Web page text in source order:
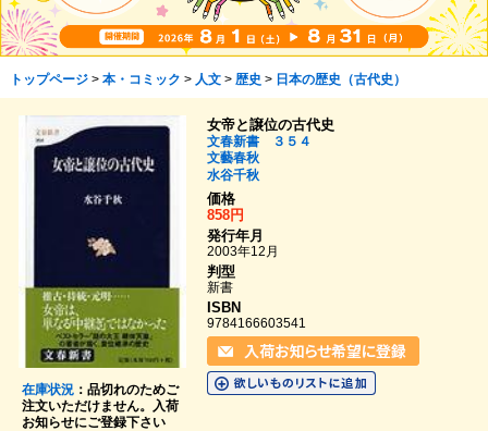
トップページ> 本・コミック > 人文> 歴史 > 日本の歴史（古代史）
在庫状況：品切れのためご
注文いただけません。入荷
お知らせにご登録下さい
女帝と譲位の古代史
文春新書 ３５４
文藝春秋
水谷千秋
価格
858円
発行年月
2003年12月
判型
新書
ISBN
9784166603541